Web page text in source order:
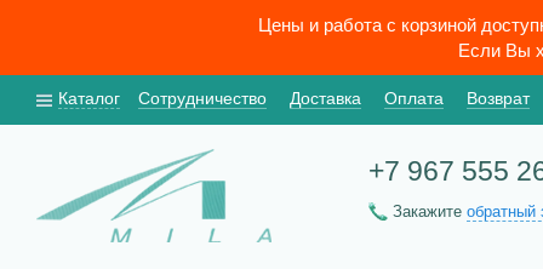
Цены и работа с корзиной
Если Вы
Каталог Сотрудничество Доставка Оплата Возврат
+7 967 555
Закажите обратный